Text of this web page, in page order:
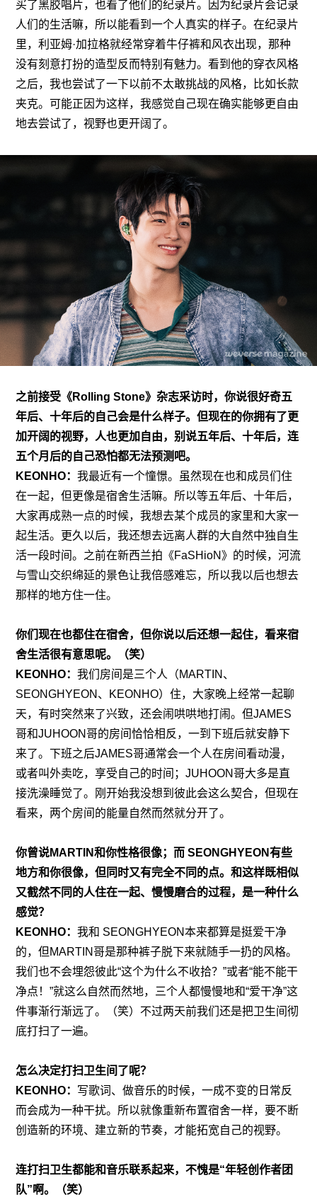
买了黑胶唱片，也看了他们的纪录片。因为纪录片会记录
人们的生活嘛，所以能看到一个人真实的样子。在纪录片
里，利亚姆·加拉格就经常穿着牛仔裤和风衣出现，那种
没有刻意打扮的造型反而特别有魅力。看到他的穿衣风格
之后，我也尝试了一下以前不太敢挑战的风格，比如长款
夹克。可能正因为这样，我感觉自己现在确实能够更自由
地去尝试了，视野也更开阔了。
之前接受 《Rolling Stone》杂志采访时，你说很好奇五
年后、十年后的自己会是什么样子。但现在的你拥有了更
加开阔的视野，人也更加自由，别说五年后、十年后，连
五个月后的自己恐怕都无法预测吧。
KEONHO：我最近有一个憧憬。虽然现在也和成员们住
在一起，但更像是宿舍生活嘛。所以等五年后、十年后，
大家再成熟一点的时候，我想去某个成员的家里和大家一
起生活。更久以后，我还想去远离人群的大自然中独自生
活一段时间。之前在新西兰拍《FaSHioN》的时候，河流
与雪山交织绵延的景色让我倍感难忘，所以我以后也想去
那样的地方住一住。
你们现在也都住在宿舍，但你说以后还想一起住，看来宿
舍生活很有意思呢。（笑）
KEONHO：我们房间是三个人（MARTIN、
SEONGHYEON、KEONHO）住，大家晚上经常一起聊
天，有时突然来了兴致，还会闹哄哄地打闹。但JAMES
哥和JUHOON哥的房间恰恰相反，一到下班后就安静下
来了。下班之后JAMES哥通常会一个人在房间看动漫，
或者叫外卖吃，享受自己的时间；JUHOON哥大多是直
接洗澡睡觉了。刚开始我没想到彼此会这么契合，但现在
看来，两个房间的能量自然而然就分开了。
你曾说MARTIN和你性格很像；而 SEONGHYEON有些
地方和你很像，但同时又有完全不同的点。和这样既相似
又截然不同的人住在一起、慢慢磨合的过程，是一种什么
感觉？
KEONHO：我和 SEONGHYEON本来都算是挺爱干净
的，但MARTIN哥是那种裤子脱下来就随手一扔的风格。
我们也不会埋怨彼此“这个为什么不收拾？”或者“能不能干
净点！”就这么自然而然地，三个人都慢慢地和“爱干净”这
件事渐行渐远了。（笑）不过两天前我们还是把卫生间彻
底打扫了一遍。
怎么决定打扫卫生间了呢？
KEONHO： 写歌词、做音乐的时候，一成不变的日常反
而会成为一种干扰。所以就像重新布置宿舍一样，要不断
创造新的环境、建立新的节奏，才能拓宽自己的视野。
连打扫卫生都能和音乐联系起来，不愧是“年轻创作者团
队”啊。（笑）